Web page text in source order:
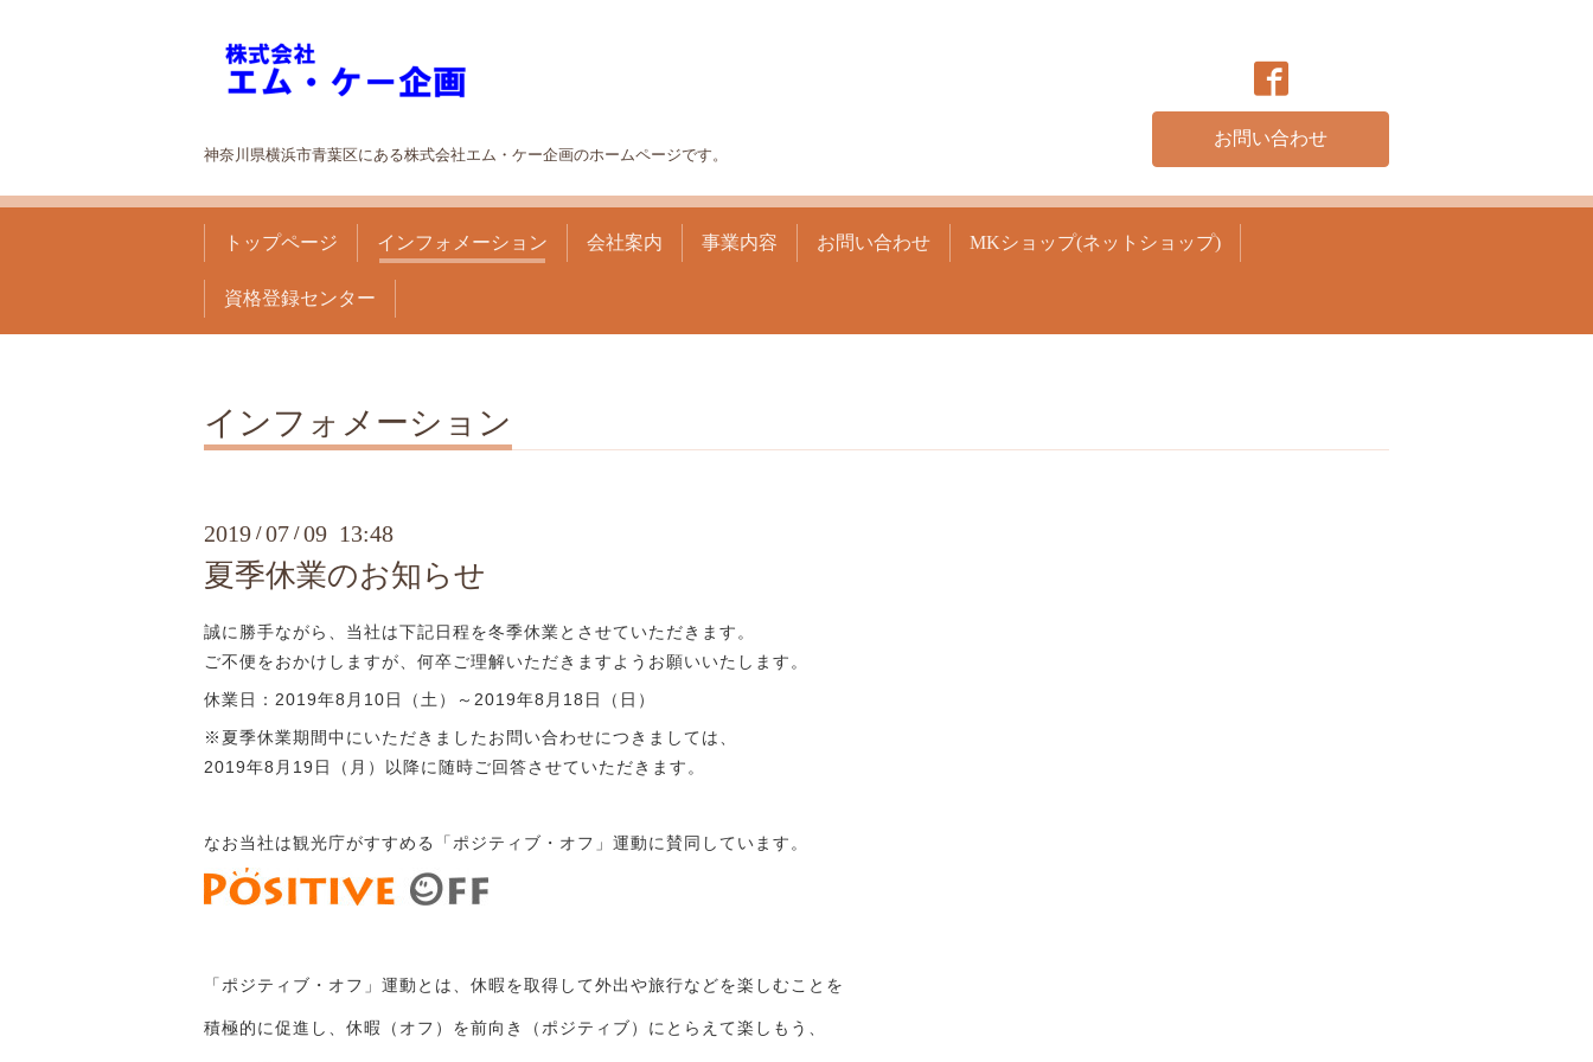
神奈川県横浜市青葉区にある株式会社エム・ケー企画のホームページです。
お問い合わせ
トップページ インフォメーション 会社案内 事業内容 お問い合わせ MKショップ(ネットショップ)
資格登録センター
インフォメーション
2019 /07 /09 13:48
夏季休業のお知らせ
誠に勝手ながら、当社は下記日程を冬季休業とさせていただきます。
ご不便をおかけしますが、何卒ご理解いただきますようお願いいたします。
休業日：2019年8月10日（土）～2019年8月18日（日）
※夏季休業期間中にいただきましたお問い合わせにつきましては、
2019年8月19日（月）以降に随時ご回答させていただきます。
なお当社は観光庁がすすめる「ポジティブ・オフ」運動に賛同しています。
「ポジティブ・オフ」運動とは、休暇を取得して外出や旅行などを楽しむことを
積極的に促進し、 休暇（オフ）を前向き（ポジティブ）にとらえて楽しもう、